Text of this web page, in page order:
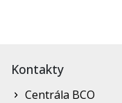
Kontakty
Centrála BCO